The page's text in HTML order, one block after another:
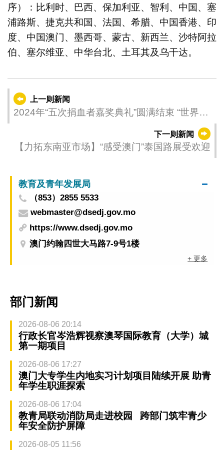
序）：比利时、巴西、保加利亚、智利、中国、塞
浦路斯、捷克共和国、法国、希腊、中国香港、印
度、中国澳门、墨西哥、蒙古、新西兰、沙特阿拉
伯、塞尔维亚、中华台北、土耳其及乌干达。
上一则新闻
2024年“五次捐血者嘉奖典礼”圆满结束 “世界捐
下一则新闻
【力拓东南亚市场】“感受澳门”泰国路展受欢迎
教育及青年发展局
（853）2855 5533
webmaster@dsedj.gov.mo
https://www.dsedj.gov.mo
澳门约翰四世大马路7-9号1楼
+ 更多
部门新闻
2026-08-06 20:14
行政长官岑浩辉视察澳琴国际教育（大学）城
第一期项目
2026-08-06 17:27
澳门大专学生内地实习计划项目陆续开展 助青
年学生职涯探索
2026-08-06 17:04
教青局联动消防局走进校园 跨部门筑牢青少
年安全防护屏障
2026-08-05 11:56